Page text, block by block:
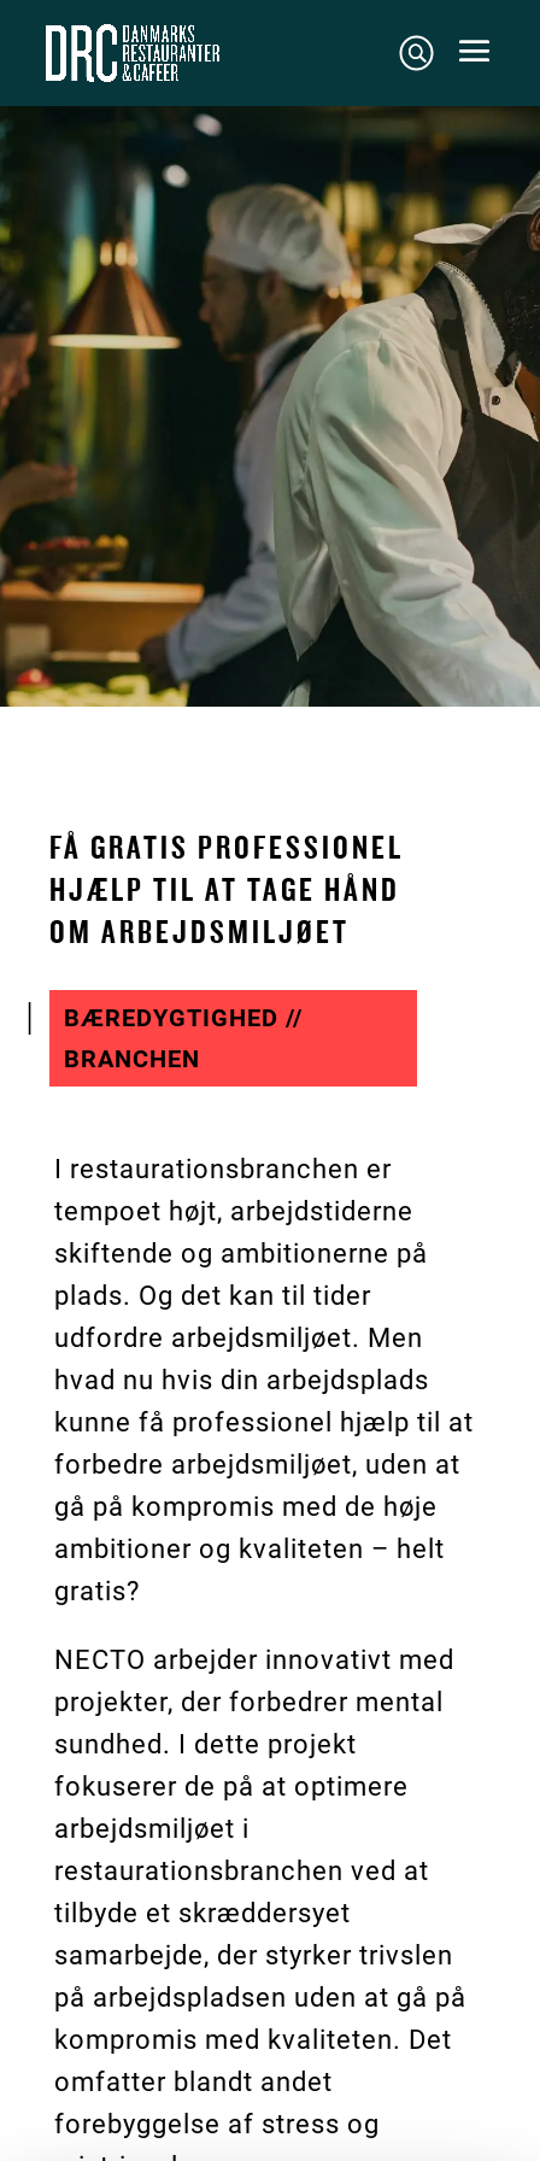
FÅ GRATIS PROFESSIONEL
HJÆLP TIL AT TAGE HÅND
OM ARBEJDSMILJØET
BÆREDYGTIGHED //
BRANCHEN
I restaurationsbranchen er
tempoet højt, arbejdstiderne
skiftende og ambitionerne på
plads. Og det kan til tider
udfordre arbejdsmiljøet. Men
hvad nu hvis din arbejdsplads
kunne få professionel hjælp til at
forbedre arbejdsmiljøet, uden at
gå på kompromis med de høje
ambitioner og kvaliteten – helt
gratis?
NECTO arbejder innovativt med
projekter, der forbedrer mental
sundhed. I dette projekt
fokuserer de på at optimere
arbejdsmiljøet i
restaurationsbranchen ved at
tilbyde et skræddersyet
samarbejde, der styrker trivslen
på arbejdspladsen uden at gå på
kompromis med kvaliteten. Det
omfatter blandt andet
forebyggelse af stress og